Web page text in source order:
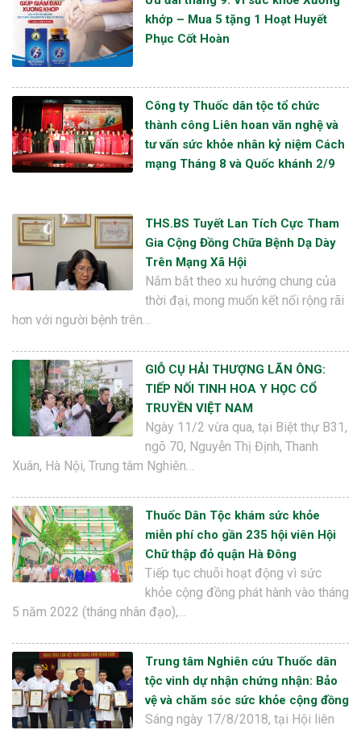
khớp – Mua 5 tặng 1 Hoạt Huyết
Phục Cốt Hoàn
Công ty Thuốc dân tộc tổ chức
thành công Liên hoan văn nghệ và
tư vấn sức khỏe nhân kỷ niệm Cách
mạng Tháng 8 và Quốc khánh 2/9
THS.BS Tuyết Lan Tích Cực Tham
Gia Cộng Đồng Chữa Bệnh Dạ Dày
Trên Mạng Xã Hội
Nắm bắt theo xu hướng chung của
thời đại, mong muốn kết nối rộng rãi
hơn với người bệnh trên…
GIỖ CỤ HẢI THƯỢNG LÃN ÔNG:
TIẾP NỐI TINH HOA Y HỌC CỔ
TRUYỀN VIỆT NAM
Ngày 11/2 vừa qua, tại Biệt thự B31,
ngõ 70, Nguyễn Thị Định, Thanh
Xuân, Hà Nội, Trung tâm Nghiên…
Thuốc Dân Tộc khám sức khỏe
miễn phí cho gần 235 hội viên Hội
Chữ thập đỏ quận Hà Đông
Tiếp tục chuỗi hoạt động vì sức
khỏe cộng đồng phát hành vào tháng
5 năm 2022 (tháng nhân đạo),…
Trung tâm Nghiên cứu Thuốc dân
tộc vinh dự nhận chứng nhận: Bảo
vệ và chăm sóc sức khỏe cộng đồng
Sáng ngày 17/8/2018, tại Hội liên